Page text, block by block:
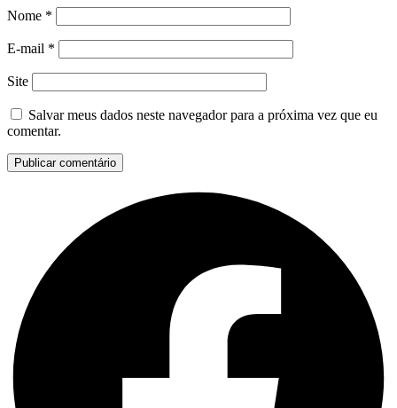
Nome *
E-mail *
Site
Salvar meus dados neste navegador para a próxima vez que eu
comentar.